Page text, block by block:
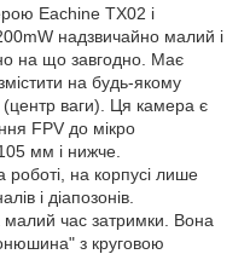
Eachine TX02 і
надзвичайно малий і
на що завгодно. Має
на будь-якому
(центр ваги). Ця камера є
FPV до мікро
мм і нижче.
роботі, на корпусі лише
і діапозонів.
малий час затримки. Вона
з круговою